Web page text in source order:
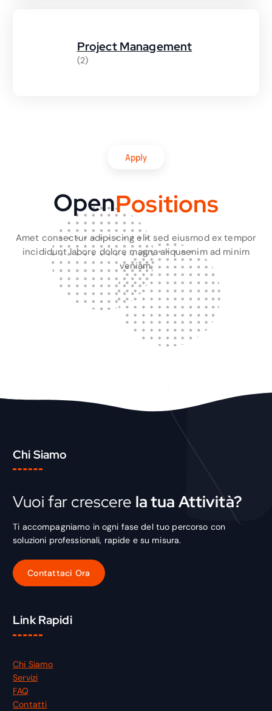
Project Management
(2)
Apply
Open ositions
P
Amet consectur adipiscing elit sed eiusmod ex tempor
incididunt labore dolore magna aliquaenim ad minim
veniam.
Chi Siamo
Vuoi far crescere la tua Attività?
Ti accompagniamo in ogni fase del tuo percorso con
soluzioni professionali, rapide e su misura.
Link Rapidi
Chi Siamo
Servizi
FAQ
Contatti